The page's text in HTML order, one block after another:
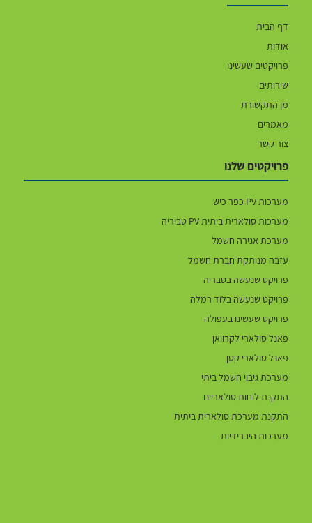
דף הבית
אודות
פרויקטים שעשינו
שירותים
מן התקשורת
מאמרים
צור קשר
פרויקטים שלנו
מערכות PV כפר כיש
מערכות סולארית ביתית PV טביריה
מערכת אגירה חשמל
עזבה מנותקת חברת חשמל
פרויקט שנעשה בטבריה
פרויקט שנעשה בלוד רמלה
פרויקט שעשינו בעפולה
פאנל סולארי לקרוואן
פאנל סולארי קטן
מערכת גיבוי חשמל ביתי
התקנת לוחות סולאריים
התקנת מערכת סולארית ביתית
מערכות היברידיות